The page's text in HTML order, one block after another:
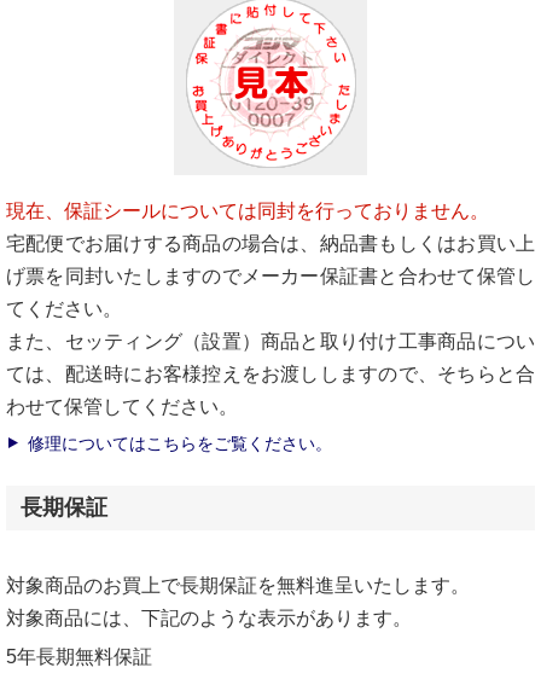
現在、保証シールについては同封を行っておりません。
宅配便でお届けする商品の場合は、納品書もしくはお買い上
げ票を同封いたしますのでメーカー保証書と合わせて保管し
てください。
また、セッティング（設置）商品と取り付け工事商品につい
ては、配送時にお客様控えをお渡ししますので、そちらと合
わせて保管してください。
修理についてはこちらをご覧ください。
長期保証
対象商品のお買上で長期保証を無料進呈いたします。
対象商品には、下記のような表示があります。
5年長期無料保証